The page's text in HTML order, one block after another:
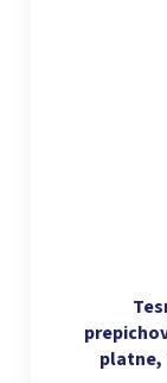
platne,